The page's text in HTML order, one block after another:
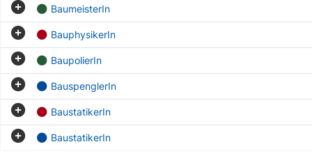
BaumeisterIn
BauphysikerIn
BaupolierIn
BauspenglerIn
BaustatikerIn
BaustatikerIn